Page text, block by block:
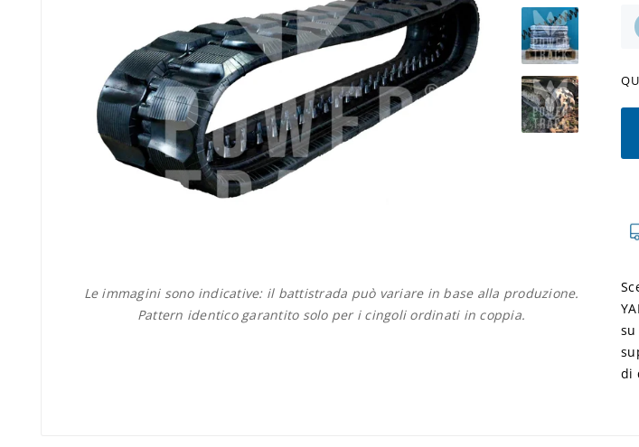
Le immagini sono indicative: il battistrada può variare in base alla produzione.
Pattern identico garantito solo per i cingoli ordinati in coppia.
su
di